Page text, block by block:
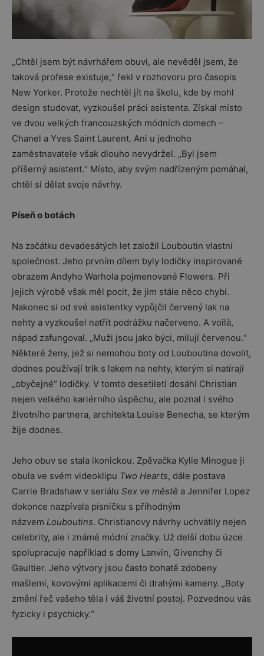
„Chtěl jsem být návrhářem obuvi, ale nevěděl jsem, že
taková profese existuje,“ řekl v rozhovoru pro časopis
New Yorker. Protože nechtěl jít na školu, kde by mohl
design studovat, vyzkoušel práci asistenta. Získal místo
ve dvou velkých francouzských módních domech –
Chanel a Yves Saint Laurent. Ani u jednoho
zaměstnavatele však dlouho nevydržel. „Byl jsem
příšerný asistent.“ Místo, aby svým nadřízeným pomáhal,
chtěl si dělat svoje návrhy.
Píseň o botách
Na začátku devadesátých let založil Louboutin vlastní
společnost. Jeho prvním dílem byly lodičky inspirované
obrazem Andyho Warhola pojmenované Flowers. Při
jejich výrobě však měl pocit, že jim stále něco chybí.
Nakonec si od své asistentky vypůjčil červený lak na
nehty a vyzkoušel natřít podrážku načerveno. A voilà,
nápad zafungoval. „Muži jsou jako býci, milují červenou.“
Některé ženy, jež si nemohou boty od Louboutina dovolit,
dodnes používají trik s lakem na nehty, kterým si natírají
„obyčejné“ lodičky. V tomto desetiletí dosáhl Christian
nejen velkého kariérního úspěchu, ale poznal i svého
životního partnera, architekta Louise Benecha, se kterým
žije dodnes.
Jeho obuv se stala ikonickou. Zpěvačka Kylie Minogue ji
obula ve svém videoklipu Two Hearts, dále postava
Carrie Bradshaw v seriálu Sex ve městě a Jennifer Lopez
dokonce nazpívala písničku s příhodným
názvem Louboutins. Christianovy návrhy uchvátily nejen
celebrity, ale i známé módní značky. Už delší dobu úzce
spolupracuje například s domy Lanvin, Givenchy či
Gaultier. Jeho výtvory jsou často bohatě zdobeny
mašlemi, kovovými aplikacemi či drahými kameny. „Boty
změní řeč vašeho těla i váš životní postoj. Pozvednou vás
fyzicky i psychicky.“